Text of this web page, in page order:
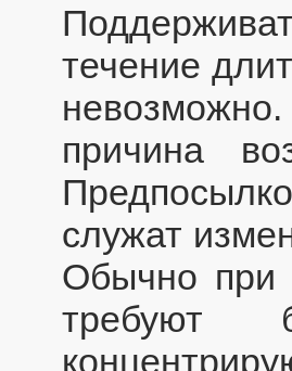
течение
причина
служат
Обычно при
требуют